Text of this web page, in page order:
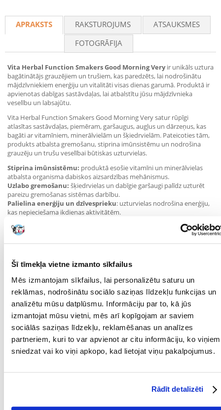
Šī tīmekļa vietne izmanto sīkfailus
Mēs izmantojam sīkfailus, lai personalizētu saturu un
reklāmas, nodrošinātu sociālo saziņas līdzekļu funkcijas un
analizētu mūsu datplūsmu. Informāciju par to, kā jūs
izmantojat mūsu vietni, mēs arī kopīgojam ar saviem
sociālās saziņas līdzekļu, reklamēšanas un analīzes
partneriem, kuri to var apvienot ar citu informāciju, ko viņiem
sniedzat vai ko viņi apkopo, kad lietojat viņu pakalpojumus.
Rādīt detalizēti
APRAKSTS RAKSTUROJUMS
ATSAUKSMES
FOTOGRĀFIJA
Vita Herbal Function Smakers Good Morning Veryir unikāls uztura
bagātinātājs grauzējiem un trušiem, kas paredzēts, lai nodrošinātu
mājdzīvniekiem enerģiju un vitalitāti visas dienas garumā. Produktā ir
apvienotas dabīgas sastāvdaļas, lai atbalstītu jūsu mājdzīvnieka
veselību un labsajūtu.
Vita Herbal Function Smakers Good Morning Very satur rūpīgi
atlasītas sastāvdaļas, piemēram, garšaugus, augļus un dārzeņus, kas
bagāti ar vitamīniem, minerālvielām un šķiedrvielām. Pateicoties tām,
produkts atbalsta gremošanu, stiprina imūnsistēmu un nodrošina
grauzēju un trušu veselībai būtiskas uzturvielas.
Stiprina imūnsistēmu: produktā esošie vitamīni un minerālvielas
atbalsta organisma dabiskos aizsardzības mehānismus.
Uzlabo gremošanu: šķiedrvielas un dabīgie garšaugi palīdz uzturēt
pareizu gremošanas sistēmas darbību.
Palielina enerģiju un dzīvesprieku: uzturvielas nodrošina enerģiju,
kas nepieciešama ikdienas aktivitātēm.
ādu un spīdīgu kažoku.
VITAPOL Vita Vita Herbal Funkcionālā smalkmaize Good Morning Very
mājdzīvniekiem nodrošināt veselīgu un daudzveidīgu uzturu.
Produkts ir bagāts ar dabīgām sastāvdaļām, kas atbalsta jūsu
mājdzīvnieka vispārējo stāvokli un veselību. Pateicoties Smakers Good
Morning regulārai lietošanai, jūsu mājdzīvnieks būs enerģijas pilns un
gatavs ikdienas izaicinājumiem. Ērtajā iepakojumā produkts ilgāk
saglabājas svaigs, padarot to par lielisku izvēli ikvienam gādīgam
saimniekam.
Sastāvs:
žāvētas burkānu, lucernas milti, zirņu milti, žāvēti tomāti, žāvēti āboli